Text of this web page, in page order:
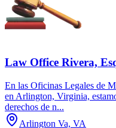
Law Office Rivera,
En las Oficinas Legales de
en Arlington, Virginia,
derechos de n...
Arlington Va, VA